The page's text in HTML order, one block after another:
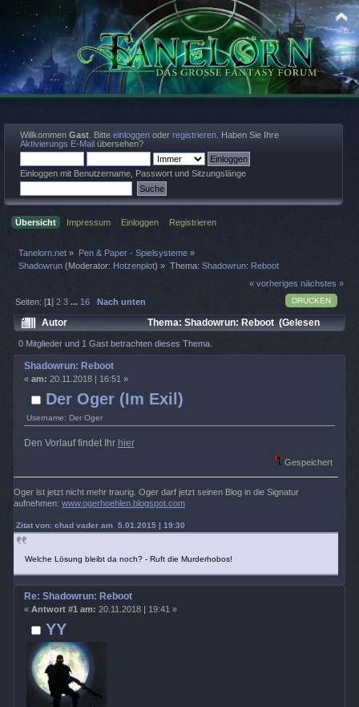
Willkommen Gast . Bitte einloggen oder registrieren . Haben Sie Ihre
Aktivierungs E-Mail übersehen?
Einloggen mit Benutzername, Passwort und Sitzungslänge
Übersicht Impressum Einloggen Registrieren
Tanelorn.net » Pen & Paper - Spielsysteme»
Shadowrun (Moderator: Hotzenplot) » Thema: Shadowrun: Reboot
« vorheriges nächstes »
DRUCKEN
Seiten: [1]2 3 ... 16 Nach unten
Autor
Thema: Shadowrun: Reboot (Gelesen
82124 mal)
0 Mitglieder und 1 Gast betrachten dieses Thema.
Der Oger (Im Exil)
Username: Der Oger
Shadowrun: Reboot
« am: 20.11.2018 | 16:51 »
Den Vorlauf findet Ihr hier
Gespeichert
Oger ist jetzt nicht mehr traurig. Oger darf jetzt seinen Blog in die Signatur
aufnehmen:www.ogerhoehlen.blogspot.com
Zitat von: chad vader am 5.01.2015 | 19:30
Welche Lösung bleibt da noch? - Ruft die Murderhobos!
YY
Re: Shadowrun: Reboot
« Antwort #1 am: 20.11.2018 | 19:41 »